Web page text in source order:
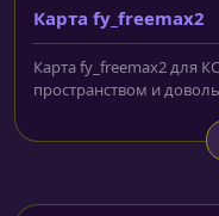
Карта fy_freemax2
Карта fy_freemax2 для
пространством и